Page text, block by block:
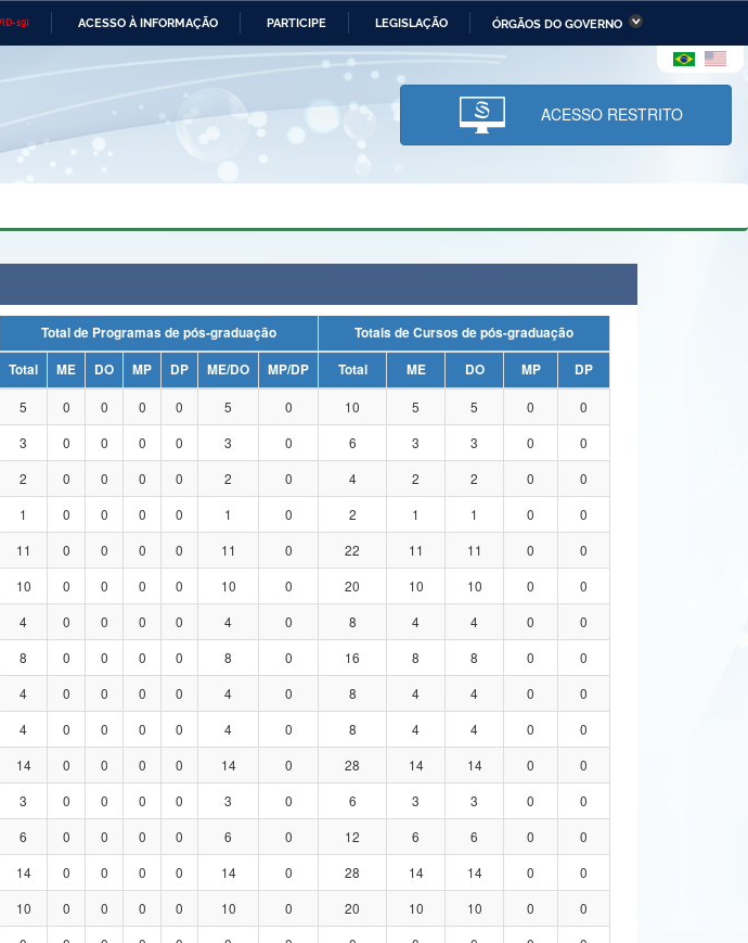
19) ACESSO À INFORMAÇÃO PARTICIPE LEGISLAÇÃO ÓRGÃOS DO GOVERNO
Ministério das Relações Ministério da Economia Ministério da Infraestrutura
Ministério da Ciência,
Tecnologia, Inovações e
Comunicações
e dos Direitos Humanos
Banco Central do Brasil Planalto
ACESSO RESTRITO
Total de Programas de pós-graduação
Totais de Cursos de pós-graduação
Total ME DO MP DP ME/DO MP/DP Total ME DO MP
DP
5 0 0 0 0 5 0 10 5 5 0
0
3 0 0 0 0 3 0 6 3 3 0
0
2 0 0 0 0 2 0 4 2 2 0
0
1 0 0 0 0 1 0 2 1 1 0
0
11 0 0 0 0 11 0 22 11 11 0
0
10 0 0 0 0 10 0 20 10 10 0
0
4 0 0 0 0 4 0 8 4 4 0
0
8 0 0 0 0 8 0 16 8 8 0
0
4 0 0 0 0 4 0 8 4 4 0
0
4 0 0 0 0 4 0 8 4 4 0
0
14 0 0 0 0 14 0 28 14 14 0
0
3 0 0 0 0 3 0 6 3 3 0
0
6 0 0 0 0 6 0 12 6 6 0
0
14 0 0 0 0 14 0 28 14 14 0
0
10 0 0 0 0 10 0 20 10 10 0
0